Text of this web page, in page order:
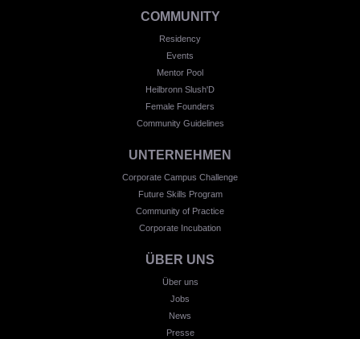
COMMUNITY
Residency
Events
Mentor Pool
Heilbronn Slush'D
Female Founders
Community Guidelines
UNTERNEHMEN
Corporate Campus Challenge
Future Skills Program
Community of Practice
Corporate Incubation
ÜBER UNS
Über uns
Jobs
News
Presse